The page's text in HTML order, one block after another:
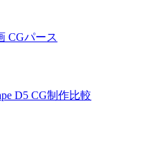
CGパース
D5 CG制作比較